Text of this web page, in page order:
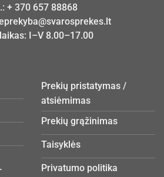
+ 370 657 88868
I–V 8.00–17.00
Prekių pristatymas /
atsiėmimas
Prekių grąžinimas
Taisyklės
Privatumo politika